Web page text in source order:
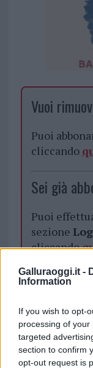
Galluraoggi.it -
Information
If you wish to opt-
processing of
targeted
section to confirm
opt-out request is
Vuoi
Puoi
cliccando
Sei già
Puoi
sezione
cliccando